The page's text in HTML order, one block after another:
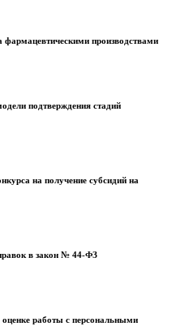
фармацевтическими производствами
подтверждения стадий
на получение субсидий на
в закон № 44-ФЗ
оценке работы с персональными